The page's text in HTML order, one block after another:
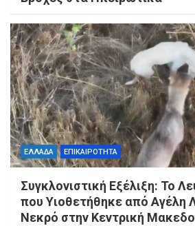
ΕΛΛΑΔΑ ΕΠΙΚΑΙΡΟΤΗΤΑ
Συγκλονιστική Εξέλιξη: Το
που Υιοθετήθηκε από Αγέλη
Νεκρό στην Κεντρική